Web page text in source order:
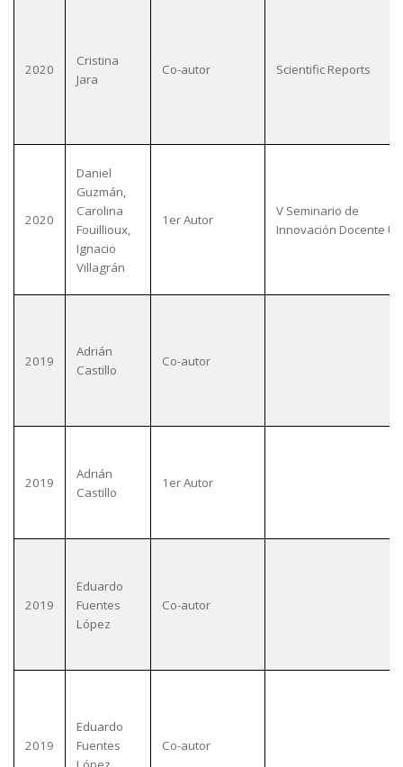
2020
Cristina
Jara
Co-autor Scientific Reports
2020
Daniel
Guzmán,
Carolina
Fouillioux,
Ignacio
Villagrán
1er Autor
V Seminario de
Innovación Docente UC
2019
Adrián
Castillo
Co-autor
2019
Adrián
Castillo
1er Autor
2019
Eduardo
Fuentes
López
Co-autor
2019
Eduardo
Fuentes
Co-autor